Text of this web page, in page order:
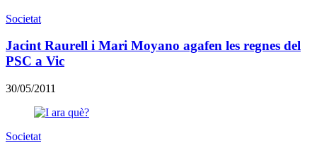
Societat
Jacint Raurell i Mari Moyano agafen les regnes del
PSC a Vic
30/05/2011
Societat